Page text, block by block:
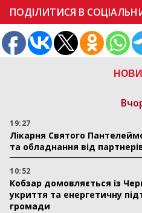
19:27
Лікарня Святого
та обладнання від
10:52
Кобзар домовляється із
укриття та енергетичну
громади
ПОДІЛИТИСЯ В